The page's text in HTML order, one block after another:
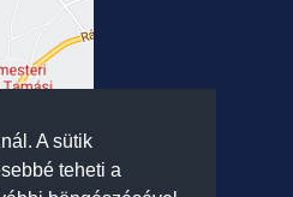
A sütik
teheti a